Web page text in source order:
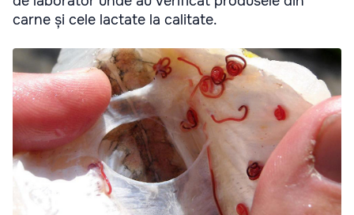
carne și cele lactate la calitate.